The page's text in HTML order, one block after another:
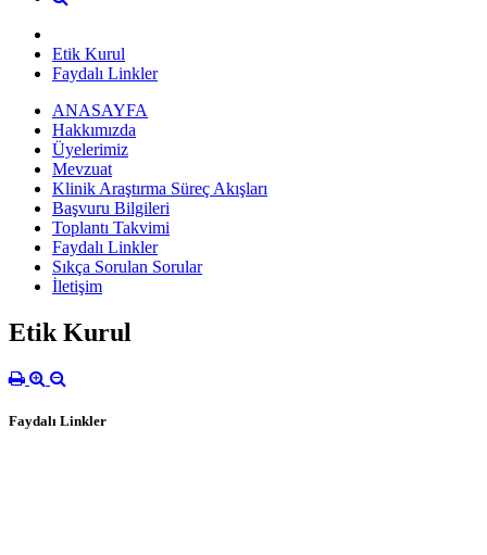
Etik Kurul
Faydalı Linkler
ANASAYFA
Hakkımızda
Üyelerimiz
Mevzuat
Klinik Araştırma Süreç Akışları
Başvuru Bilgileri
Toplantı Takvimi
Faydalı Linkler
Sıkça Sorulan Sorular
İletişim
Etik Kurul
Faydalı Linkler